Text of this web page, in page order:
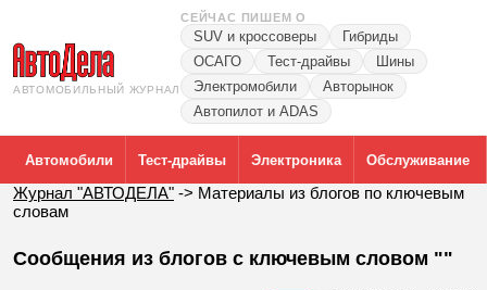
АВТОМОБИЛЬНЫЙ ЖУРНАЛ
СЕЙЧАС ПИШЕМ О
SUV и кроссоверы
Гибриды
ОСАГО
Тест-драйвы
Шины
Электромобили
Авторынок
Автопилот и ADAS
Автомобили Тест-драйвы Электроника Обслуживание
Журнал "АВТОДЕЛА" -> Материалы из блогов по ключевым
словам
Сообщения из блогов с ключевым словом ""